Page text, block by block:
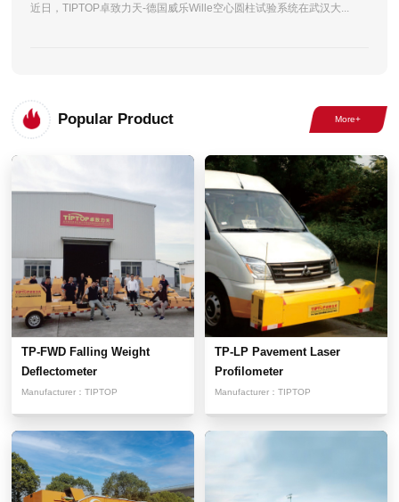
近日，TIPTOP卓致力天-德国威乐Wille空心圆柱试验系统在武汉大...
Popular Product
TP-FWD Falling Weight
Deflectometer
Manufacturer： TIPTOP
TP-LP Pavement Laser
Profilometer
Manufacturer： TIPTOP